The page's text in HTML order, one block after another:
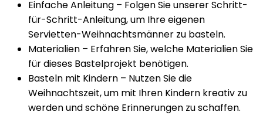
Einfache Anleitung – Folgen Sie unserer Schritt-
für-Schritt-Anleitung, um Ihre eigenen
Servietten-Weihnachtsmänner zu basteln.
Materialien – Erfahren Sie, welche Materialien Sie
für dieses Bastelprojekt benötigen.
Basteln mit Kindern – Nutzen Sie die
Weihnachtszeit, um mit Ihren Kindern kreativ zu
werden und schöne Erinnerungen zu schaffen.